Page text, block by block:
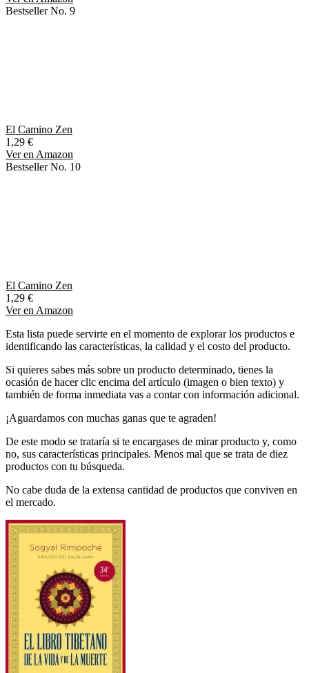
Bestseller No. 9
El Camino Zen
1,29 €
Ver en Amazon
Bestseller No. 10
El Camino Zen
1,29 €
Ver en Amazon
Esta lista puede servirte en el momento de explorar los productos e
identificando las características, la calidad y el costo del producto.
Si quieres sabes más sobre un producto determinado, tienes la
ocasión de hacer clic encima del artículo (imagen o bien texto) y
también de forma inmediata vas a contar con información adicional.
¡Aguardamos con muchas ganas que te agraden!
De este modo se trataría si te encargases de mirar producto y, como
no, sus características principales. Menos mal que se trata de diez
productos con tu búsqueda.
No cabe duda de la extensa cantidad de productos que conviven en
el mercado.